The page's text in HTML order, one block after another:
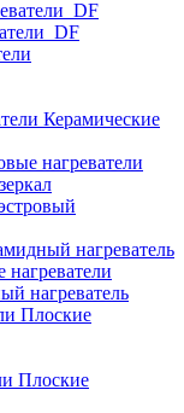
Керамические
нагреватели
нагреватель
нагреватель
Плоские
Плоские